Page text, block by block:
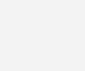
Poppei rät davon ab,
der
Erhöhung des
die
der